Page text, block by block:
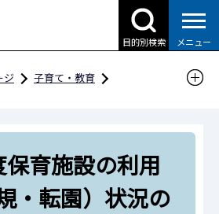
目的別検索 メニュー
ジ
子育て・教育
保育サービス）
みについて
令和6年度 利用申込
保育施設の利用申込（新規・転園）
について
育施設の利用
・転園）状況の